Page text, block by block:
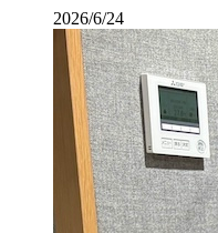
2026/6/24